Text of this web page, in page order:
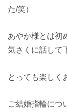
た/笑）
あやか様とは初
気さくに話して
とっても楽しく
ご結婚指輪につ